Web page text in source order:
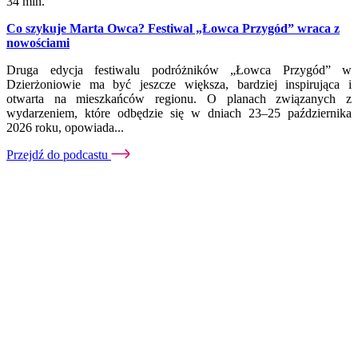
Co szykuje Marta Owca? Festiwal „Łowca Przygód” wraca z
nowościami
Druga edycja festiwalu podróżników „Łowca Przygód” w
Dzierżoniowie ma być jeszcze większa, bardziej inspirująca i
otwarta na mieszkańców regionu. O planach związanych z
wydarzeniem, które odbędzie się w dniach 23–25 października
2026 roku, opowiada...
Przejdź do podcastu